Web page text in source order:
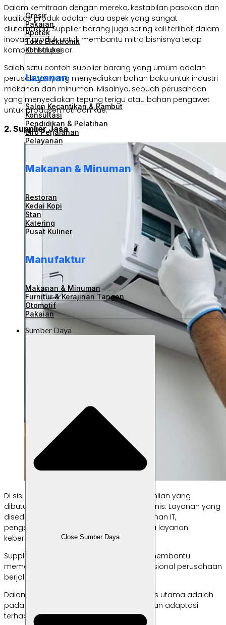
Grosir
Pakaian
Apotek
Toko Elektronik
Konstruksi
Layanan
Salon Kecantikan & Rambut
Konsultasi
Pendidikan & Pelatihan
Biro Perjalanan
Pelayanan
Makanan & Minuman
Restoran
Kedai Kopi
Stan
Katering
Pusat Kuliner
Manufaktur
Makanan & Minuman
Furnitur & Kerajinan Tangan
Otomotif
Pakaian
Sumber Daya
Close Sumber Daya
Dalam kemitraan dengan mereka, kestabilan pasokan dan
kualitas produk adalah dua aspek yang sangat
diutamakan. Supplier barang juga sering kali terlibat dalam
inovasi produk untuk membantu mitra bisnisnya tetap
kompetitif di pasar.
Salah satu contoh supplier barang yang umum adalah
perusahaan yang menyediakan bahan baku untuk industri
makanan dan minuman. Misalnya, sebuah perusahaan
yang menyediakan tepung terigu atau bahan pengawet
untuk produsen roti dan kue.
2. Supplier Jasa
Di sisi lain, supplier jasa menawarkan keahlian yang
dibutuhkan untuk mendukung operasi bisnis. Layanan yang
disediakan bisa beragam, seperti keamanan IT,
pengelolaan sumber daya manusia, atau layanan
kebersihan.
Supplier jasa ini penting karena mereka membantu
memastikan bahwa semua aspek operasional perusahaan
berjalan dengan lancar dan efisien.
Dalam bekerja dengan supplier jasa, fokus utama adalah
pada keandalan layanan dan kemampuan adaptasi
terhadap perubahan kebutuhan bisnis.